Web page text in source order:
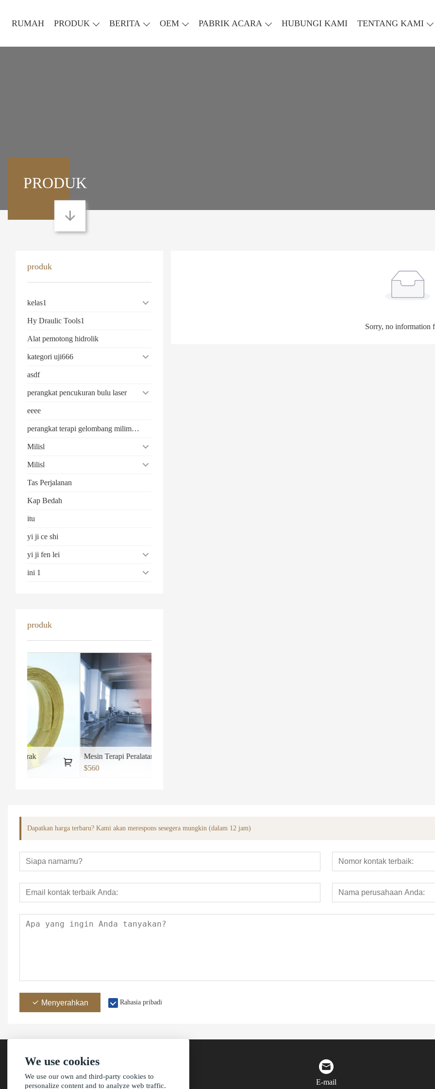
RUMAH PRODUK BERITA OEM PABRIK ACARA HUBUNGI KAMI TENTANG KAMI
PRODUK
produk
kelas1
Hy Draulic Tools1
Alat pemotong hidrolik
kategori uji666
asdf
perangkat pencukuran bulu laser
eeee
perangkat terapi gelombang milimeter
Milisl
Milisl
Tas Perjalanan
Kap Bedah
itu
yi ji ce shi
yi ji fen lei
ini 1
produk
Mesin Terapi Peralatan Tingkat Laser Dingin Medis No2
$560
Sorry, no information
Dapatkan harga terbaru? Kami akan merespons sesegera mungkin (dalam 12 jam)
Menyerahkan Rahasia pribadi
Alamat E-mail
We use cookies
We use our own and third-party cookies to
personalize content and to analyze web traffic.